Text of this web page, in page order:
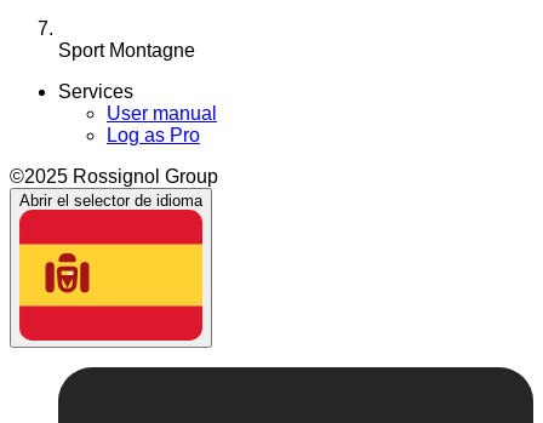
Sport Montagne
Services
User manual
Log as Pro
©2025 Rossignol Group
Abrir el selector de idioma